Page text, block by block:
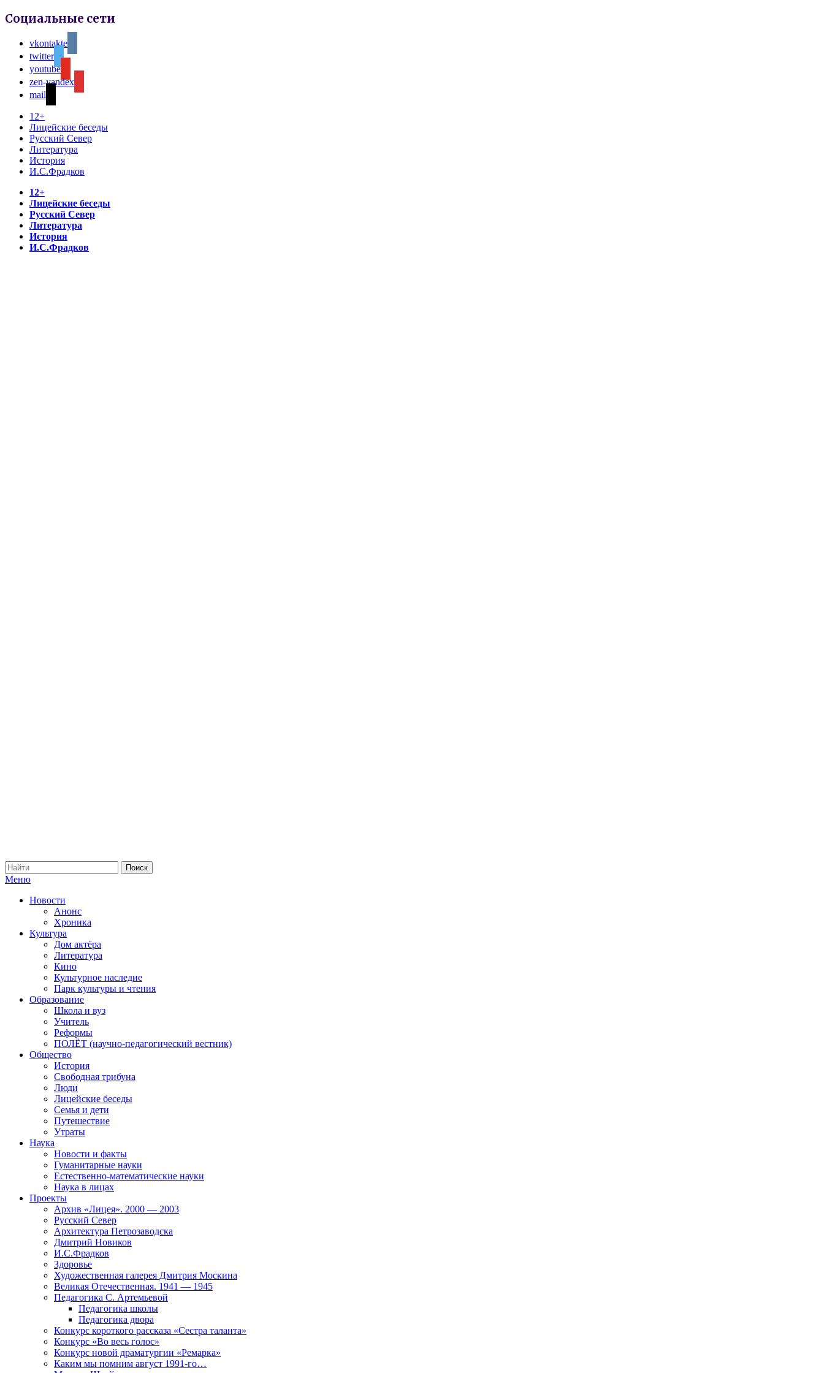
Социальные сети
vkontakte
twitter
youtube
zen-yandex
mail
12+
Лицейские беседы
Русский Север
Литература
История
И.С.Фрадков
12+
Лицейские беседы
Русский Север
Литература
История
И.С.Фрадков
Меню
Новости
Анонс
Хроника
Культура
Дом актёра
Литература
Кино
Культурное наследие
Парк культуры и чтения
Образование
Школа и вуз
Учитель
Реформы
ПОЛЁТ (научно-педагогический вестник)
Общество
История
Свободная трибуна
Люди
Лицейские беседы
Семья и дети
Путешествие
Утраты
Наука
Новости и факты
Гуманитарные науки
Естественно-математические науки
Наука в лицах
Проекты
Архив «Лицея». 2000 — 2003
Русский Север
Архитектура Петрозаводска
Дмитрий Новиков
И.С.Фрадков
Здоровье
Художественная галерея Дмитрия Москина
Великая Отечественная. 1941 — 1945
Педагогика С. Артемьевой
Педагогика школы
Педагогика двора
Конкурс короткого рассказа «Сестра таланта»
Конкурс «Во весь голос»
Конкурс новой драматургии «Ремарка»
Каким мы помним август 1991-го…